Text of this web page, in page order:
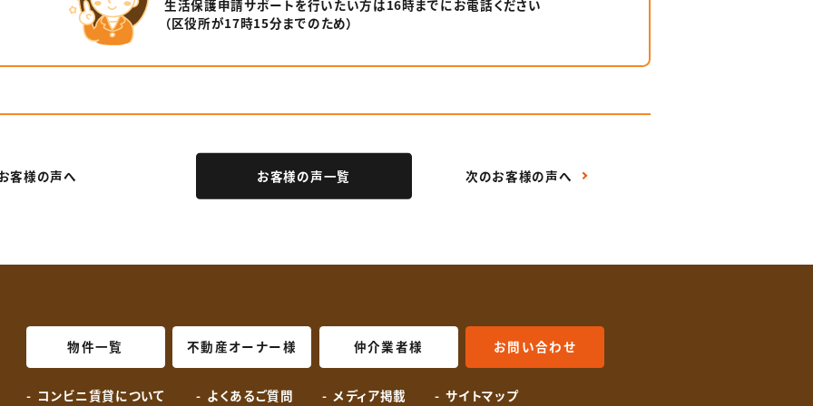
⽣活保護申請サポートを⾏いたい⽅は16時までにお電話ください
（区役所が17時15分までのため）
客様の声へ お客様の声一覧 次のお客様の声へ
物件一覧 不動産オーナー様 仲介業者様 お問い合わせ
コンビニ賃貸について よくあるご質問 メディア掲載 サイトマップ